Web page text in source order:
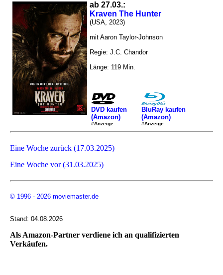
ab 27.03.:
Kraven The Hunter
(USA, 2023)
mit Aaron Taylor-Johnson
Regie: J.C. Chandor
Länge: 119 Min.
DVD kaufen
(Amazon)
#Anzeige
BluRay kaufen
(Amazon)
#Anzeige
Eine Woche zurück (17.03.2025)
Eine Woche vor (31.03.2025)
© 1996 - 2026 moviemaster.de
Stand: 04.08.2026
Als Amazon-Partner verdiene ich an qualifizierten
Verkäufen.